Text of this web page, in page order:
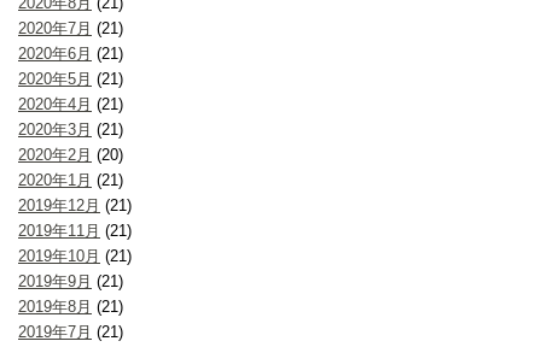
2020年7月 (21)
2020年6月 (21)
2020年5月 (21)
2020年4月 (21)
2020年3月 (21)
2020年2月 (20)
2020年1月 (21)
2019年12月 (21)
2019年11月 (21)
2019年10月 (21)
2019年9月 (21)
2019年8月 (21)
2019年7月 (21)